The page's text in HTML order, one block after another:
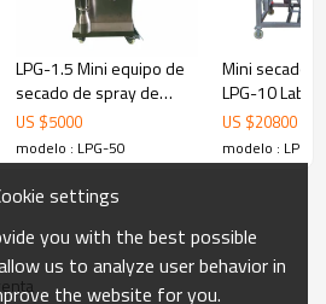
LPG-1.5 Mini equipo de
secado de spray de
leche para huevo
US $5000
modelo : LPG-50
Mini secador
LPG-10 Lab
en polvo de
instantáneo
US $20800
modelo : LPG-
settings
you with the best possible
us to analyze user behavior in
the website for you.